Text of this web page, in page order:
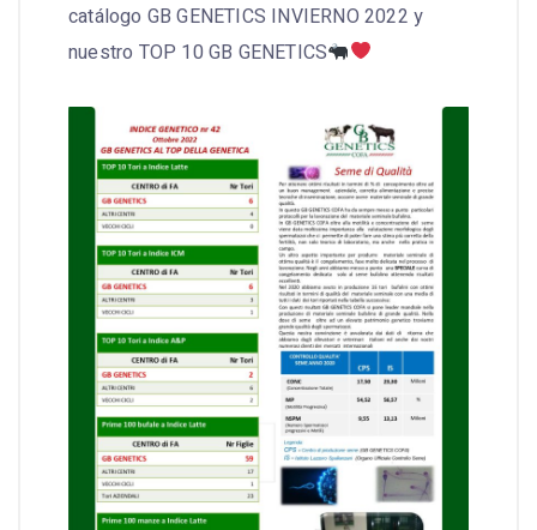
catálogo GB GENETICS INVIERNO 2022 y
nuestro TOP 10 GB GENETICS